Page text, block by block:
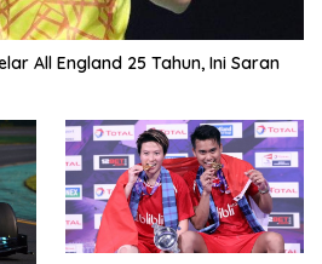
All England 25 Tahun, Ini Saran